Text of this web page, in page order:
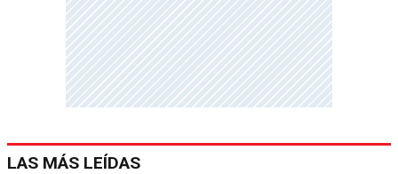
LAS MÁS LEÍDAS